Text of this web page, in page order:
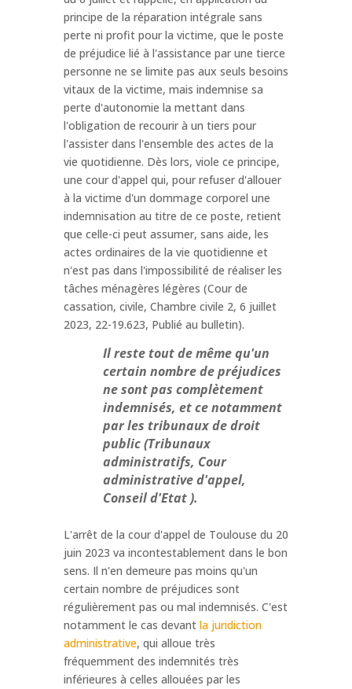
principe de la réparation intégrale sans
perte ni profit pour la victime, que le poste
de préjudice lié à l'assistance par une tierce
personne ne se limite pas aux seuls besoins
vitaux de la victime, mais indemnise sa
perte d'autonomie la mettant dans
l'obligation de recourir à un tiers pour
l'assister dans l'ensemble des actes de la
vie quotidienne. Dès lors, viole ce principe,
une cour d'appel qui, pour refuser d'allouer
à la victime d'un dommage corporel une
indemnisation au titre de ce poste, retient
que celle-ci peut assumer, sans aide, les
actes ordinaires de la vie quotidienne et
n'est pas dans l'impossibilité de réaliser les
tâches ménagères légères (Cour de
cassation, civile, Chambre civile 2, 6 juillet
2023, 22-19.623, Publié au bulletin).
Il reste tout de même qu'un
certain nombre de préjudices
ne sont pas complètement
indemnisés, et ce notamment
par les tribunaux de droit
public (Tribunaux
administratifs, Cour
administrative d'appel,
Conseil d'Etat ).
L'arrêt de la cour d'appel de Toulouse du 20
juin 2023 va incontestablement dans le bon
sens. Il n'en demeure pas moins qu'un
certain nombre de préjudices sont
régulièrement pas ou mal indemnisés. C'est
notamment le cas devant la juridiction
administrative, qui alloue très
fréquemment des indemnités très
inférieures à celles allouées par les